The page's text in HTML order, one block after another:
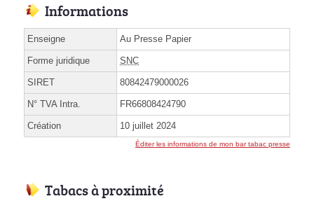
Informations
Enseigne Au Presse Papier
Forme juridique SNC
SIRET 80842479000026
N° TVA Intra. FR66808424790
Création 10 juillet 2024
Éditer les informations de mon bar tabac presse
Tabacs à proximité